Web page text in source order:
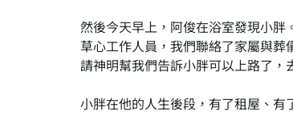
然後今天早上，阿俊在浴室發現小
草心工作人員，我們聯絡了家屬與
請神明幫我們告訴小胖可以上路了，
小胖在他的人生後段，有了租屋、有